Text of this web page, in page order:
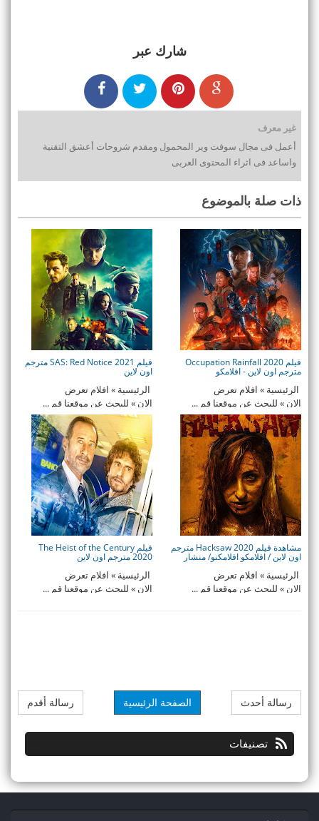
شارك عبر
غير معرف
أعمل فى مجال سوفت وير المحمول ومقدم شروحات أعشق التقنية
واساعد فى اثراء المحتوى العربى
ذات صلة بالموضوع
فيلم Occupation Rainfall 2020
مترجم اون لاين - افلامكو
الرئيسية » افلام تعرض
الان » للبحث عن موقعنا قم ...
فيلم SAS: Red Notice 2021 مترجم
اون لاين
الرئيسية » افلام تعرض
الان » للبحث عن موقعنا قم ...
مشاهدة فيلم Hacksaw 2020 مترجم
اون لاين / افلامكو افلامكنو/ منشار
الرئيسية » افلام تعرض
الان » للبحث عن موقعنا قم ...
فيلم The Heist of the Century
2020 مترجم اون لاين
الرئيسية » افلام تعرض
الان » للبحث عن موقعنا قم ...
رسالة أحدث رسالة أقدم الصفحة الرئيسية
تصنيفات